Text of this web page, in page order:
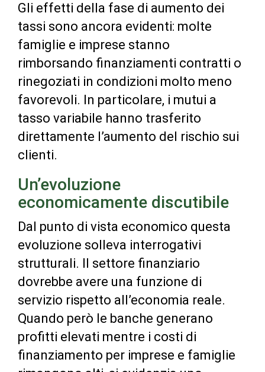
Gli effetti della fase di aumento dei
tassi sono ancora evidenti: molte
famiglie e imprese stanno
rimborsando finanziamenti contratti o
rinegoziati in condizioni molto meno
favorevoli. In particolare, i mutui a
tasso variabile hanno trasferito
direttamente l’aumento del rischio sui
clienti.
Un’evoluzione
economicamente discutibile
Dal punto di vista economico questa
evoluzione solleva interrogativi
strutturali. Il settore finanziario
dovrebbe avere una funzione di
servizio rispetto all’economia reale.
Quando però le banche generano
profitti elevati mentre i costi di
finanziamento per imprese e famiglie